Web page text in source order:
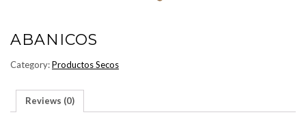
ABANICOS
Category:Productos Secos
Reviews (0)